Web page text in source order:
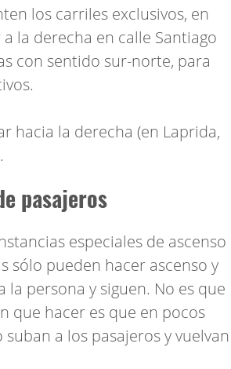
los carriles exclusivos, en
la derecha en calle Santiago
con sentido sur-norte, para
hacia la derecha (en Laprida,
pasajeros
especiales de ascenso
sólo pueden hacer ascenso y
la persona y siguen. No es que
que hacer es que en pocos
a los pasajeros y vuelvan